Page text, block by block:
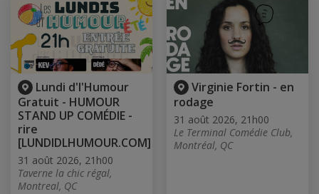
Lundi d'l'Humour
Gratuit - HUMOUR
STAND UP COMÉDIE -
rire
[LUNDIDLHUMOUR.COM]
31 août 2026, 21h00
Taverne la chic régal,
Montreal, QC
Virginie Fortin - en
rodage
31 août 2026, 21h00
Le Terminal Comédie Club,
Montréal, QC